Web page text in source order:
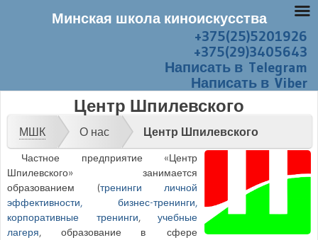
+375(25)5201926
+375(29)3405643
Написать в Telegram
Написать в Viber
Центр Шпилевского
МШК О нас Центр Шпилевского
Частное предприятие «Центр
Шпилевского» занимается
образованием (тренинги личной
эффективности, бизнес-тренинги,
корпоративные тренинги,учебные
лагеря, образование в сфере
Минская школа киноискусства